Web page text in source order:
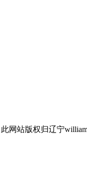
版权归辽宁william